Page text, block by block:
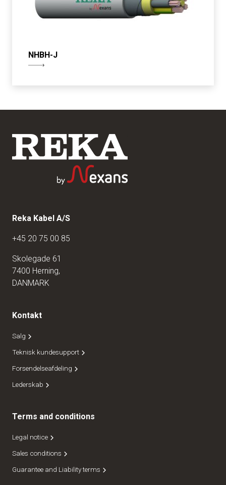
NHBH-J
Reka Kabel A/S
+45 20 75 00 85
Skolegade 61
7400 Herning,
DANMARK
Kontakt
Salg
Teknisk kundesupport
Forsendelseafdeling
Lederskab
Terms and conditions
Legal notice
Sales conditions
Guarantee and Liability terms